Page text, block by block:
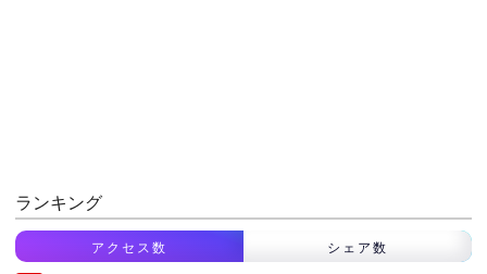
ランキング
アクセス数 シェア数